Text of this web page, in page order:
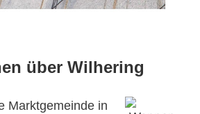
über Wilhering
Marktgemeinde in